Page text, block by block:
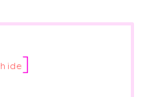
hide]